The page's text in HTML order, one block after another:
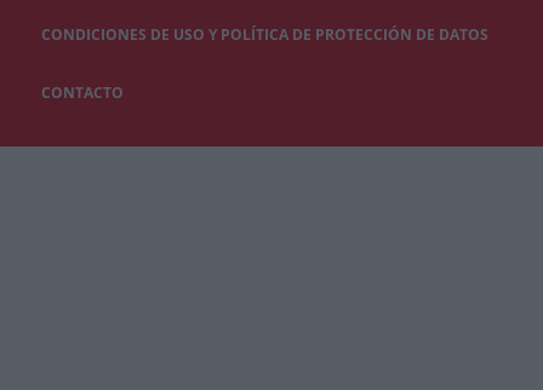
CONDICIONES DE USO Y POLÍTICA DE PROTECCIÓN DE DATOS
CONTACTO